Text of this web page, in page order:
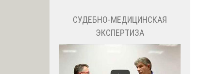
СУДЕБНО-МЕДИЦИНСКАЯ
ЭКСПЕРТИЗА